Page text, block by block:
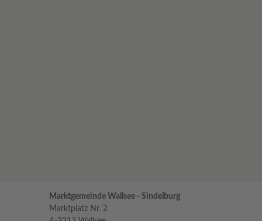
Marktgemeinde Wallsee - Sindelburg
Marktplatz Nr. 2